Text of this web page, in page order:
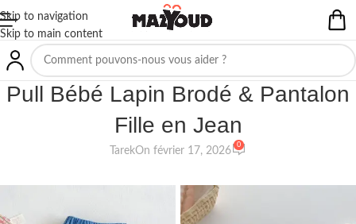
Skip to navigation
Skip to main content
Pull Bébé Lapin Brodé & Pantalon
Fille en Jean
TarekOn février 17, 2026
0